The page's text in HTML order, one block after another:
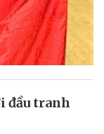
đầu tranh